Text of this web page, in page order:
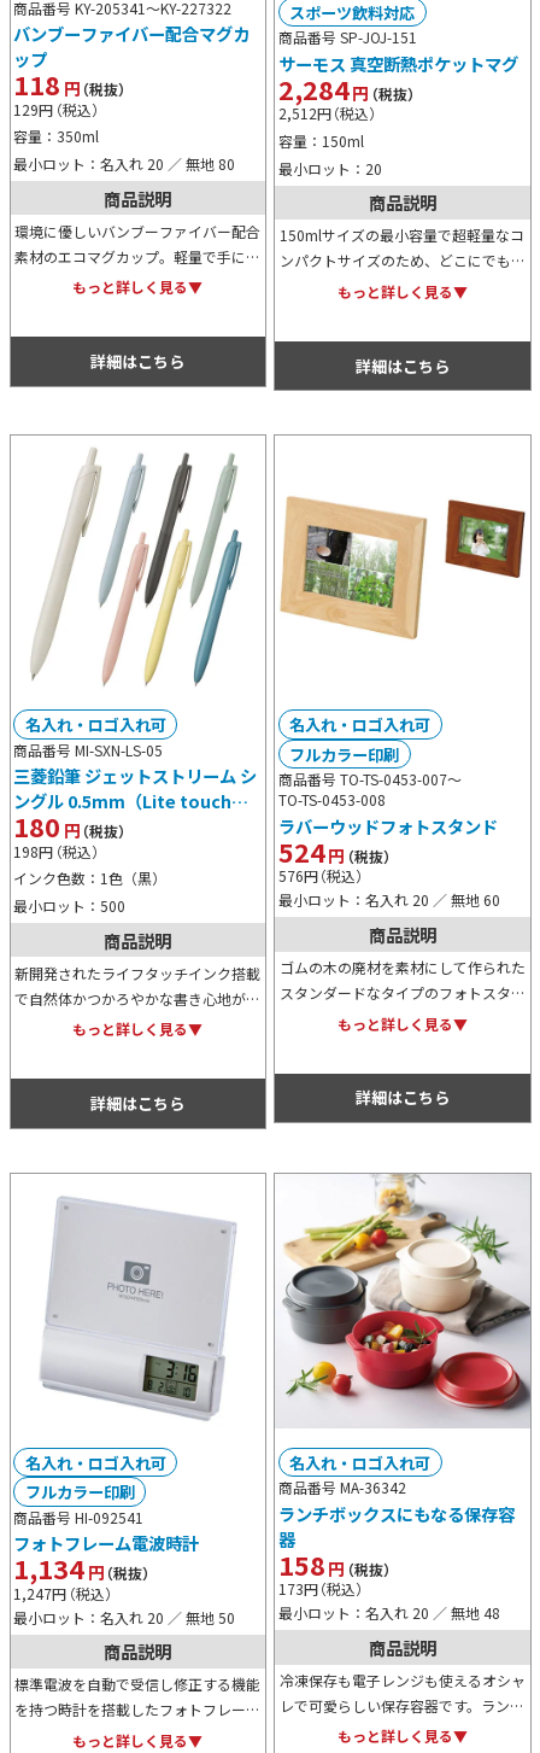
商品番号 KY-205341～KY-227322
バンブーファイバー配合マグカ
ップ
118 円（税抜）
129円（税込）
容量：350ml
最小ロット：名入れ 20 ／ 無地 80
商品説明
環境に優しいバンブーファイバー配合
素材のエコマグカップ。軽量で手に馴
染むマットな質感と塩系カラーがアウ
物販用やキャンペーン賞品にお使いく
もっと詳しく見る▼
詳細はこちら
商品番号 SP-JOJ-151
サーモス 真空断熱ポケットマグ
2,284円（税抜）
2,512円（税込）
容量：150ml
最小ロット：20
スポーツ飲料対応
商品説明
150mlサイズの最小容量で超軽量なコ
ンパクトサイズのため、どこにでも気
軽に持ち歩けるポケットマグです。保
もっと詳しく見る▼
詳細はこちら
商品番号 MI-SXN-LS-05
三菱鉛筆 ジェットストリーム シ
ングル 0.5mm（Lite touch
ink搭載）
180 円（税抜）
198円（税込）
インク色数：1色（黒）
最小ロット：500
名入れ・ロゴ入れ可
商品説明
新開発されたライフタッチインク搭載
で自然体かつかろやかな書き心地がく
せになる0.5mm対タイプのジェット
などにも人気の商品です。
もっと詳しく見る▼
詳細はこちら
商品番号 TO-TS-0453-007～
TO-TS-0453-008
ラバーウッドフォトスタンド
524円（税抜）
576円（税込）
最小ロット：名入れ 20 ／ 無地 60
名入れ・ロゴ入れ可
フルカラー印刷
商品説明
ゴムの木の廃材を素材にして作られた
スタンダードなタイプのフォトスタン
ドです。カラー展開はナチュラルウッ
もっと詳しく見る▼
詳細はこちら
商品番号 HI-092541
フォトフレーム電波時計
1,134円（税抜）
1,247円（税込）
最小ロット：名入れ 20 ／ 無地 50
名入れ・ロゴ入れ可
フルカラー印刷
商品説明
標準電波を自動で受信し修正する機能
を持つ時計を搭載したフォトフレーム
です。時計以外にもカレンダーや温
もっと詳しく見る▼
商品番号 MA-36342
ランチボックスにもなる保存容
器
158円（税抜）
173円（税込）
最小ロット：名入れ 20 ／ 無地 48
名入れ・ロゴ入れ可
商品説明
冷凍保存も電子レンジも使えるオシャ
レで可愛らしい保存容器です。ランチ
ボックスとしての利用も可能なため、
もっと詳しく見る▼